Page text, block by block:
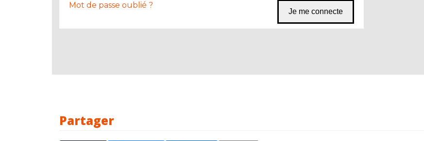
Mot de passe oublié ?
Partager